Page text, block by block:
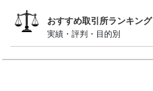
おすすめ取引所ランキング
実績・評判・目的別